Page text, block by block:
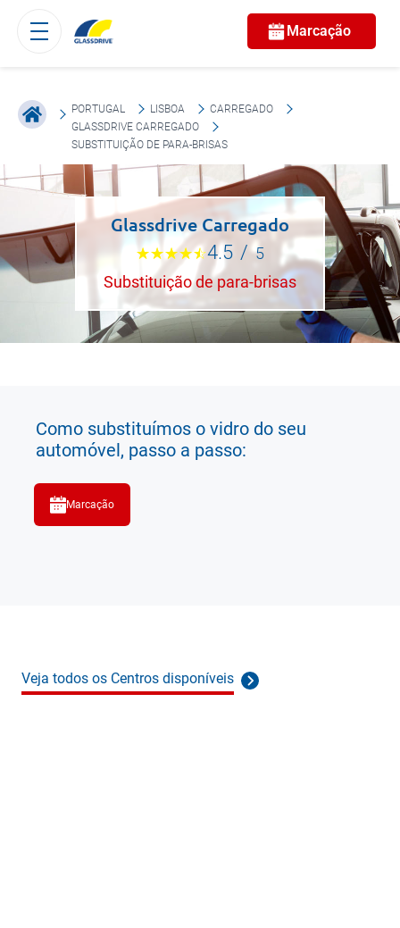
Marcação
PORTUGAL LISBOA
CARREGADO
GLASSDRIVE CARREGADO
SUBSTITUIÇÃO DE PARA-BRISAS
Glassdrive Carregado
4.5 / 5
Substituição de para-brisas
Como substituímos o vidro do seu
automóvel, passo a passo:
Marcação
Veja todos os Centros disponíveis